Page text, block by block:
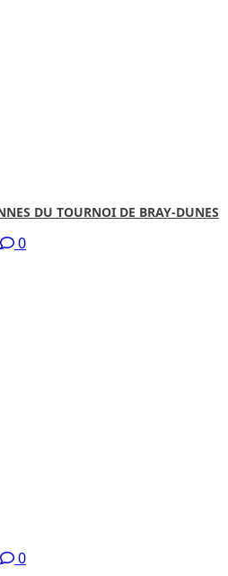
DU TOURNOI DE BRAY-DUNES
0
0